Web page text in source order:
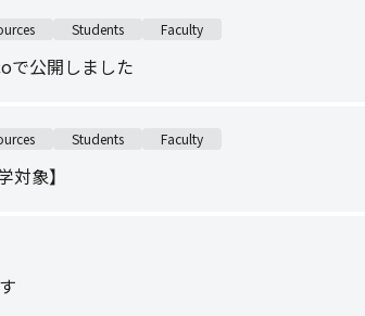
Students Faculty
で公開しました
Students Faculty
対象】